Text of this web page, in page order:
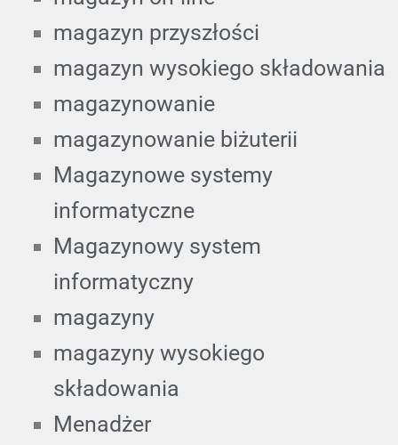
magazyn przyszłości
magazyn wysokiego składowania
magazynowanie
magazynowanie biżuterii
Magazynowe systemy
informatyczne
Magazynowy system
informatyczny
magazyny
magazyny wysokiego
składowania
Menadżer